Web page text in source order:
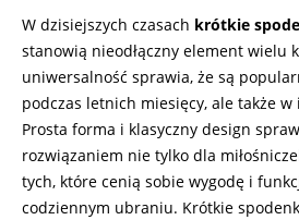
W dzisiejszych czasach krótkie
stanowią nieodłączny element wielu
uniwersalność sprawia, że są
podczas letnich miesięcy, ale także
Prosta forma i klasyczny design
rozwiązaniem nie tylko dla
tych, które cenią sobie wygodę i
codziennym ubraniu. Krótkie